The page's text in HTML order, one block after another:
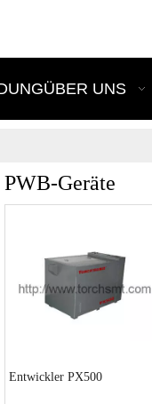
ÜBER UNS
PWB-Geräte
Entwickler PX500